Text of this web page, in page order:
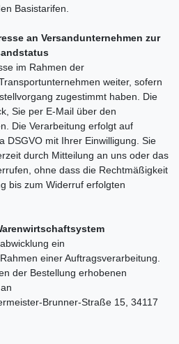
Basistarifen.
an Versandunternehmen zur
im Rahmen der
weiter, sofern
zugestimmt haben. Die
Sie per E-Mail über den
Die Verarbeitung erfolgt auf
DSGVO mit Ihrer Einwilligung. Sie
durch Mitteilung an uns oder das
ohne dass die Rechtmäßigkeit
bis zum Widerruf erfolgten
ein
einer Auftragsverarbeitung.
der Bestellung erhobenen
Brunner-Straße 15, 34117